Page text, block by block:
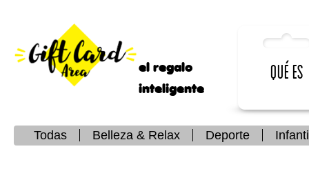
el regalo
inteligente
Qué es
Todas Belleza & Relax Deporte